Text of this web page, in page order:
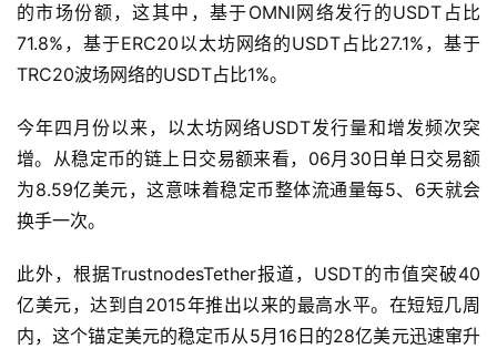
的市场份额，这其中，基于OMNI网络发行的USDT占比
71.8%，基于ERC20以太坊网络的USDT占比27.1%，基于
TRC20波场网络的USDT占比1%。
今年四月份以来，以太坊网络USDT发行量和增发频次突
增。从稳定币的链上日交易额来看，06月30日单日交易额
为8.59亿美元，这意味着稳定币整体流通量每5、6天就会
换手一次。
此外，根据TrustnodesTether报道，USDT的市值突破40
亿美元，达到自2015年推出以来的最高水平。在短短几周
内，这个锚定美元的稳定币从5月16日的28亿美元迅速窜升